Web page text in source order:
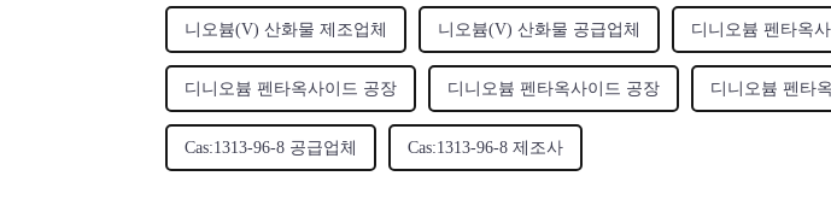
니오븀(V) 산화물 제조업체 니오븀(V) 산화물 공급업체 디니오븀 펜타옥
디니오븀 펜타옥사이드 공장 디니오븀 펜타옥사이드 공장 디니오븀 펜타
Cas:1313-96-8 공급업체 Cas:1313-96-8 제조사